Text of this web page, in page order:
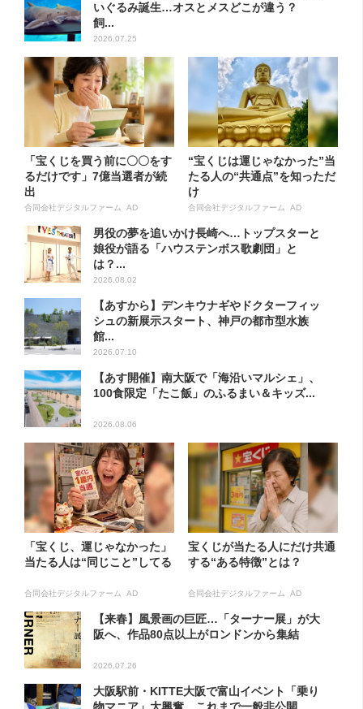
いぐるみ誕生…オスとメスどこが違う？
飼...
2026.07.25
「宝くじを買う前に〇〇をす
るだけです」7億当選者が続
出
合同会社デジタルファーム AD
“宝くじは運じゃなかった”当
たる人の“共通点”を知っただ
け
合同会社デジタルファーム AD
男役の夢を追いかけ長崎へ…トップスターと
娘役が語る「ハウステンボス歌劇団」と
は？...
2026.08.02
【あすから】デンキウナギやドクターフィッ
シュの新展示スタート、神戸の都市型水族
館...
2026.07.10
【あす開催】南大阪で「海沿いマルシェ」、
100食限定「たこ飯」のふるまい＆キッズ...
2026.08.06
「宝くじ、運じゃなかった」
当たる人は“同じこと”してる
合同会社デジタルファーム AD
宝くじが当たる人にだけ共通
する“ある特徴”とは？
合同会社デジタルファーム AD
【来春】風景画の巨匠…「ターナー展」が大
阪へ、作品80点以上がロンドンから集結
2026.07.26
大阪駅前・KITTE大阪で富山イベント「乗り